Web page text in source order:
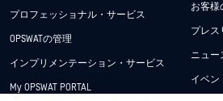
プロフェッショナル・サービス
OPSWATの管理
インプリメンテーション・サービス
My OPSWAT PORTAL
お客様
プレス
ニュー
イベン